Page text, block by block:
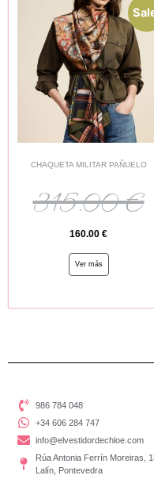
CHAQUETA MILITAR PAÑUELO
315.00€
160.00 €
Ver más
986 784 048
+34 606 284 747
info@elvestidordechloe.com
Rúa Antonia Ferrín Moreiras,
Lalín, Pontevedra